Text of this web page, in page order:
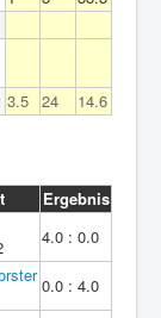
3.5 24 14.6
Ergebnis
4.0 : 0.0
0.0 : 4.0